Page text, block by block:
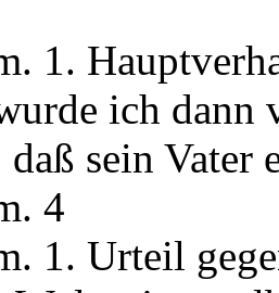
1.
ich
sein Vater
4
1. Urteil